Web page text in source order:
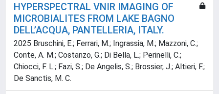
HYPERSPECTRAL VNIR IMAGING OF
MICROBIALITES FROM LAKE BAGNO
DELL’ACQUA, PANTELLERIA, ITALY.
2025 Bruschini, E.; Ferrari, M.; Ingrassia, M.; Mazzoni, C.;
Conte, A. M.; Costanzo, G.; Di Bella, L.; Perinelli, C.;
Chiocci, F. L.; Fazi, S.; De Angelis, S.; Brossier, J.; Altieri, F.;
De Sanctis, M. C.